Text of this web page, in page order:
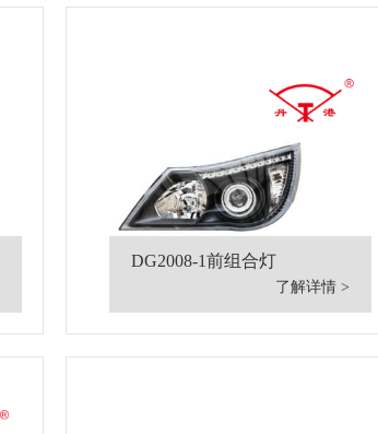
DG2008-1前组合灯
了解详情 >